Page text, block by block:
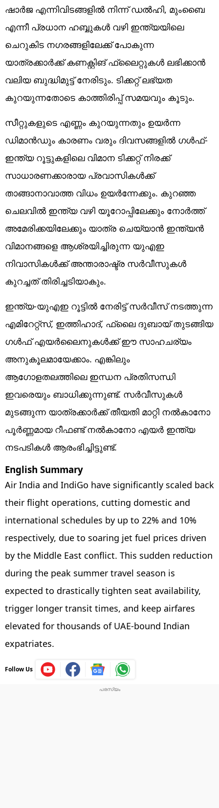
ഷാർജ എന്നിവിടങ്ങളിൽ നിന്ന് ഡൽഹി, മുംബൈ
എന്നീ പ്രധാന ഹബ്ബുകൾ വഴി ഇന്ത്യയിലെ
ചെറുകിട നഗരങ്ങളിലേക്ക് പോകുന്ന
യാത്രക്കാർക്ക് കണക്റ്റിങ് ഫ്ലൈറ്റുകൾ ലഭിക്കാൻ
വലിയ ബുദ്ധിമുട്ട് നേരിടും. ടിക്കറ്റ് ലഭ്യത
കുറയുന്നതോടെ കാത്തിരിപ്പ് സമയവും കൂടും.
സീറ്റുകളുടെ എണ്ണം കുറയുന്നതും ഉയർന്ന
ഡിമാൻഡും കാരണം വരും ദിവസങ്ങളിൽ ഗൾഫ്-
ഇന്ത്യ റൂട്ടുകളിലെ വിമാന ടിക്കറ്റ് നിരക്ക്
സാധാരണക്കാരായ പ്രവാസികൾക്ക്
താങ്ങാനാവാത്ത വിധം ഉയർന്നേക്കും. കുറഞ്ഞ
ചെലവിൽ ഇന്ത്യ വഴി യൂറോപ്പിലേക്കും നോർത്ത്
അമേരിക്കയിലേക്കും യാത്ര ചെയ്യാൻ ഇന്ത്യൻ
വിമാനങ്ങളെ ആശ്രയിച്ചിരുന്ന യുഎഇ
നിവാസികൾക്ക് അന്താരാഷ്ട്ര സർവീസുകൾ
കുറച്ചത് തിരിച്ചടിയാകും.
ഇന്ത്യ-യുഎഇ റൂട്ടിൽ നേരിട്ട് സർവീസ് നടത്തുന്ന
എമിറേറ്റ്സ്, ഇത്തിഹാദ്, ഫ്ലൈ ദുബായ് തുടങ്ങിയ
ഗൾഫ് എയർലൈനുകൾക്ക് ഈ സാഹചര്യം
അനുകൂലമായേക്കാം. എങ്കിലും
ആഗോളതലത്തിലെ ഇന്ധന പ്രതിസന്ധി
ഇവരെയും ബാധിക്കുന്നുണ്ട്. സർവീസുകൾ
മുടങ്ങുന്ന യാത്രക്കാർക്ക് തീയതി മാറ്റി നൽകാനോ
പൂർണ്ണമായ റീഫണ്ട് നൽകാനോ എയർ ഇന്ത്യ
നടപടികൾ ആരംഭിച്ചിട്ടുണ്ട്.
English Summary
Air India and IndiGo have significantly scaled back
their flight operations, cutting domestic and
international schedules by up to 22% and 10%
respectively, due to soaring jet fuel prices driven
by the Middle East conflict. This sudden reduction
during the peak summer travel season is
expected to drastically tighten seat availability,
trigger longer transit times, and keep airfares
elevated for thousands of UAE-bound Indian
expatriates.
Follow Us